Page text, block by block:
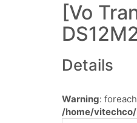
[Vo
Details
Warning:
/home/